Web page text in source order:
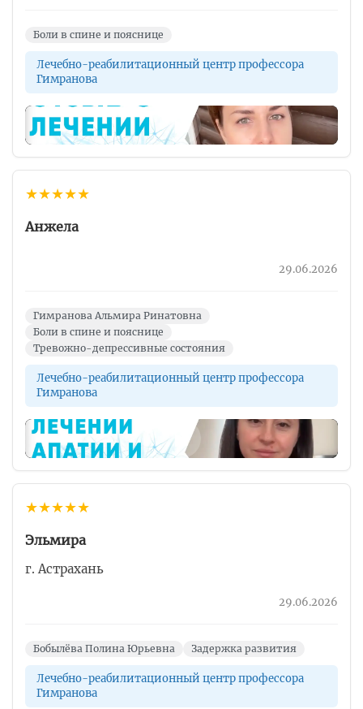
Боли в спине и пояснице
Лечебно-реабилитационный центр профессора
Гимранова
★★★★★
Анжела
29.06.2026
Гимранова Альмира Ринатовна
Боли в спине и пояснице
Тревожно-депрессивные состояния
Лечебно-реабилитационный центр профессора
Гимранова
▶
★★★★★
Эльмира
г. Астрахань
29.06.2026
Бобылёва Полина Юрьевна Задержка развития
Лечебно-реабилитационный центр профессора
Гимранова